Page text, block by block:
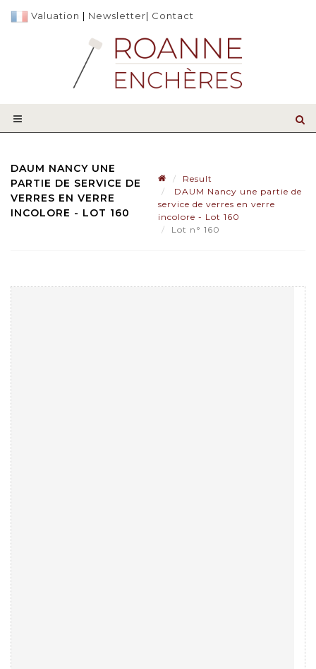
Valuation | Newsletter| Contact
DAUM NANCY UNE
PARTIE DE SERVICE DE
VERRES EN VERRE
INCOLORE - LOT 160
Result
DAUM Nancy une partie de
service de verres en verre
incolore - Lot 160
Lot n° 160